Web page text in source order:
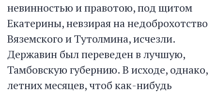
невинностью и правотою, под щитом
Екатерины, невзирая на недоброхотство
Вяземского и Тутолмина, исчезли.
Державин был переведен в лучшую,
Тамбовскую губернию. В исходе, однако,
летних месяцев, чтоб как-нибудь